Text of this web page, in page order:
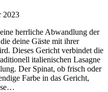
2023
herrliche Abwandlung der
deine Gäste mit ihrer
Dieses Gericht verbindet die
italienischen Lasagne
Der Spinat, ob frisch oder
Farbe in das Gericht,